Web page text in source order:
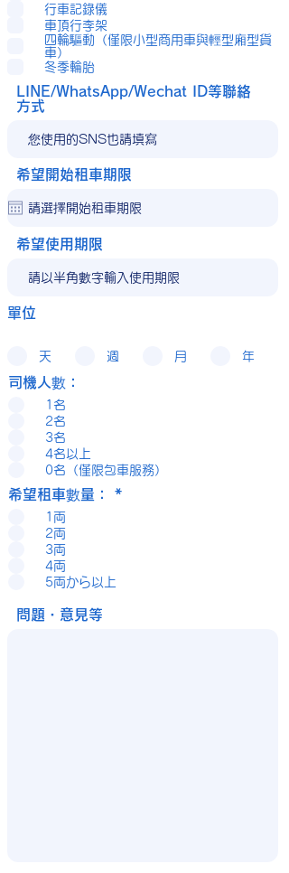
行車記錄儀
車頂行李架
四輪驅動（僅限小型商用車與輕型廂型貨
車）
冬季輪胎
LINE/WhatsApp/Wechat ID等聯絡
方式
希望開始租車期限
希望使用期限
單位
天 週 月 年
司機人數：
1名
2名
3名
4名以上
0名（僅限包車服務）
希望租車數量： *
1両
2両
3両
4両
5両から以上
問題・意見等